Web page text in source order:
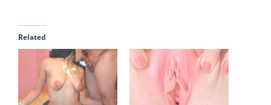
Related